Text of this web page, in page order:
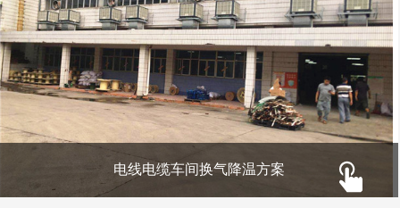
电线电缆车间换气降温方案